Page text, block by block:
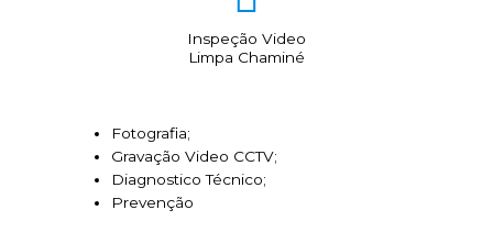
Inspeção Video
Limpa Chaminé
Fotografia;
Gravação Video CCTV;
Diagnostico Técnico;
Prevenção